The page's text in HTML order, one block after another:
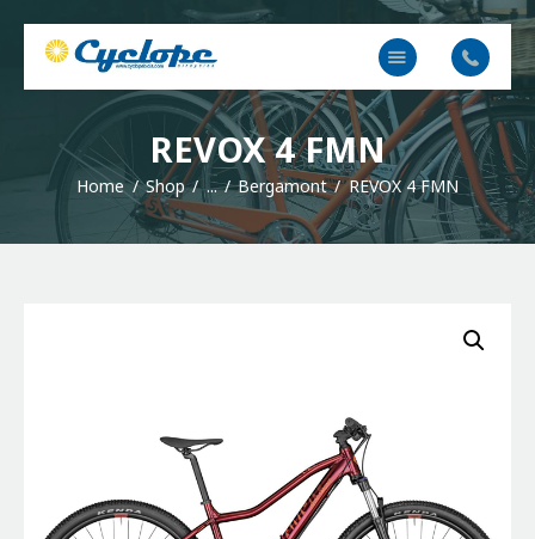
REVOX 4 FMN
Home Shop ... Bergamont REVOX 4 FMN
Cyclope Bicicletas
Taller y venta de bicis, eléctricas, mtb en Irun, Hondarribia y Hendaya
Inicio
Contacto